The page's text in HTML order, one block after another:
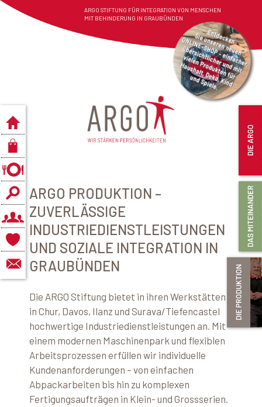
ARGO STIFTUNG FÜR INTEGRATION VON MENSCHEN
MIT BEHINDERUNG IN GRAUBÜNDEN
ARGO PRODUKTION –
ZUVERLÄSSIGE
INDUSTRIEDIENSTLEISTUNGEN
UND SOZIALE INTEGRATION IN
GRAUBÜNDEN
Die ARGO Stiftung bietet in ihren Werkstätten
in Chur, Davos, Ilanz und Surava/Tiefencastel
hochwertige Industriedienstleistungen an. Mit
einem modernen Maschinenpark und flexiblen
Arbeitsprozessen erfüllen wir individuelle
Kundenanforderungen – von einfachen
Abpackarbeiten bis hin zu komplexen
Fertigungsaufträgen in Klein- und Grossserien.